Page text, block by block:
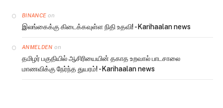
BINANCE on
இலங்கைக்கு கிடைக்கவுள்ள நிதி உதவி! -Karihaalan news
ANMELDEN on
தமிழர் பகுதியில் ஆசிரியையின் தகாத உறவால் பாடசாலை
மாணவிக்கு நேர்ந்த துயரம்! -Karihaalan news